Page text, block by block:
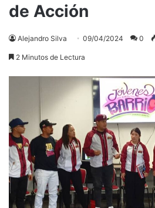
de Acción
Alejandro Silva 09/04/2024 0
2 Minutos de Lectura